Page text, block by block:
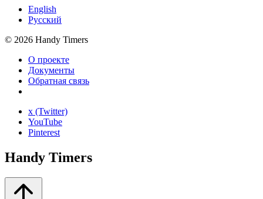
English
Русский
© 2026 Handy Timers
О проекте
Документы
Обратная связь
x (Twitter)
YouTube
Pinterest
Handy Timers